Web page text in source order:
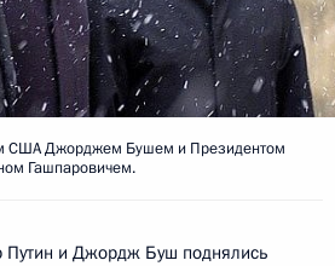
США Джорджем Бушем и Президентом
Гашпаровичем.
и Джордж Буш поднялись